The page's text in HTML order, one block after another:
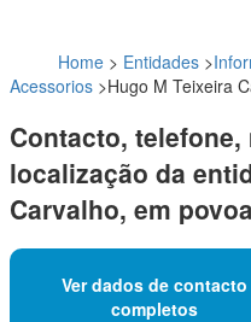
Home > Entidades >
Acessorios >Hugo M Teixeira
Contacto,
localização da
Carvalho, em
Ver dados de contacto
completos